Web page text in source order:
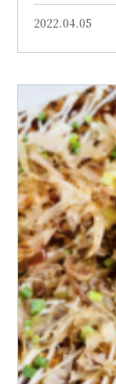
2022.04.05